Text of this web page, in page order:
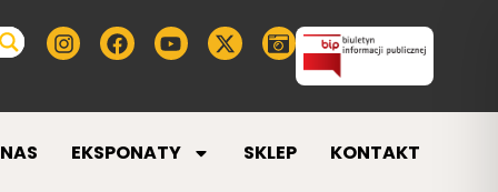
EKSPONATY SKLEP KONTAKT